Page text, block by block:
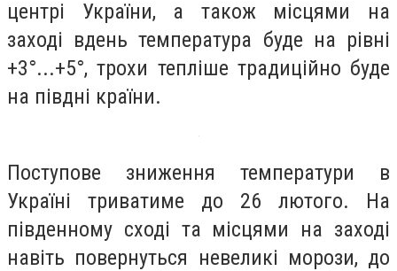
центрі України, а також місцями на
заході вдень температура буде на рівні
+3°...+5°, трохи тепліше традиційно буде
на півдні країни.
Поступове зниження температури в
Україні триватиме до 26 лютого. На
південному сході та місцями на заході
навіть повернуться невеликі морози, до